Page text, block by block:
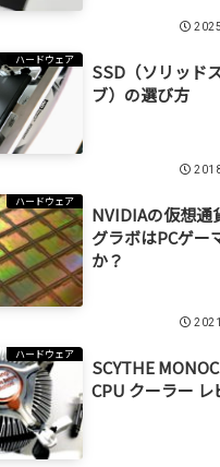
ハードウェア
SSD（ソリッド
ブ）の選び方
ハードウェア
NVIDIAの仮想通
グラボはPCゲー
か？
ハードウェア
SCYTHE
CPU クーラー レ